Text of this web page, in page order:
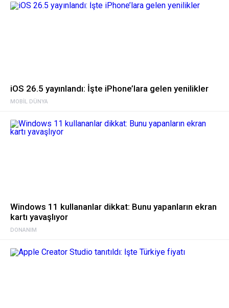
MOBIL DÜNYA
iOS 26.5 yayınlandı: İşte iPhone’lara gelen yenilikler
DONANIM
Windows 11 kullananlar dikkat: Bunu yapanların ekran
kartı yavaşlıyor